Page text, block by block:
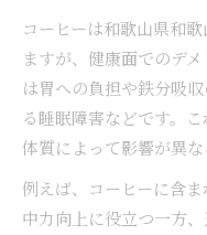
コーヒーと健や
コーヒー習
コーヒーのメ
体調管理を意
日常に役立
健康を意識し
コーヒーは和歌山県和
ますが、健康面でのデ
は胃への負担や鉄分吸
る睡眠障害などです。
体質によって影響が異な
例えば、コーヒーに含
中力向上に役立つ一方